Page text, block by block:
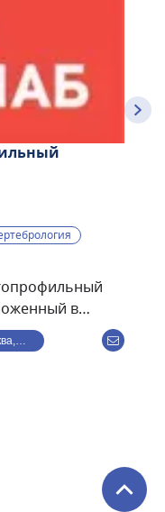
в
от ст. м.
прием по
используемых в
Россия